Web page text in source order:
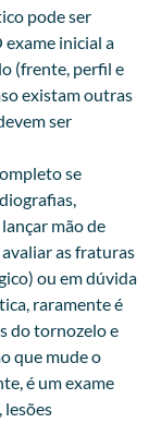
pode ser
exame inicial a
(frente, perfil e
existam outras
ser
se
mão de
as fraturas
ou em dúvida
raramente é
do tornozelo e
que mude o
é um exame
lesões